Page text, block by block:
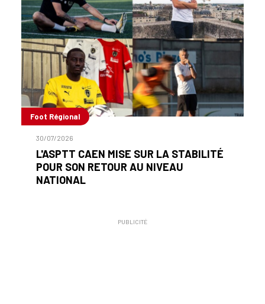
Foot Régional
30/07/2026
L'ASPTT CAEN MISE SUR LA STABILITÉ
POUR SON RETOUR AU NIVEAU
NATIONAL
PUBLICITÉ